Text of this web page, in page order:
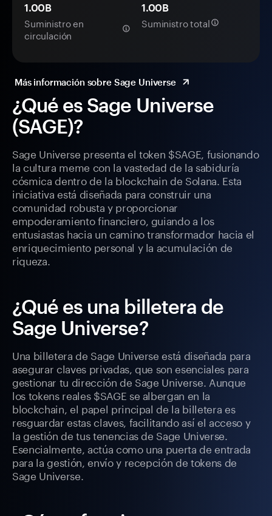
¿Qué es Sage Universe
(SAGE)?
Sage Universe presenta el token $SAGE, fusionando
la cultura meme con la vastedad de la sabiduría
cósmica dentro de la blockchain de Solana. Esta
iniciativa está diseñada para construir una
comunidad robusta y proporcionar
empoderamiento financiero, guiando a los
entusiastas hacia un camino transformador hacia el
enriquecimiento personal y la acumulación de
riqueza.
¿Qué es una billetera de
Sage Universe?
Una billetera de Sage Universe está diseñada para
asegurar claves privadas, que son esenciales para
gestionar tu dirección de Sage Universe. Aunque
los tokens reales $SAGE se albergan en la
blockchain, el papel principal de la billetera es
resguardar estas claves, facilitando así el acceso y
la gestión de tus tenencias de Sage Universe.
Esencialmente, actúa como una puerta de entrada
para la gestión, envío y recepción de tokens de
Sage Universe.
1.00B
Suministro en
circulación
1.00B
Suministro total
Más información sobre Sage Universe